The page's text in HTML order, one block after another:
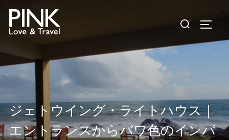
ツ
へ
キ
ッ
プ
検
対
ジェトウイング・ライトハウス｜
エントランスからバワ色のインパ